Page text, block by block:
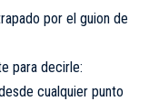
por el guion de
para decirle:
cualquier punto